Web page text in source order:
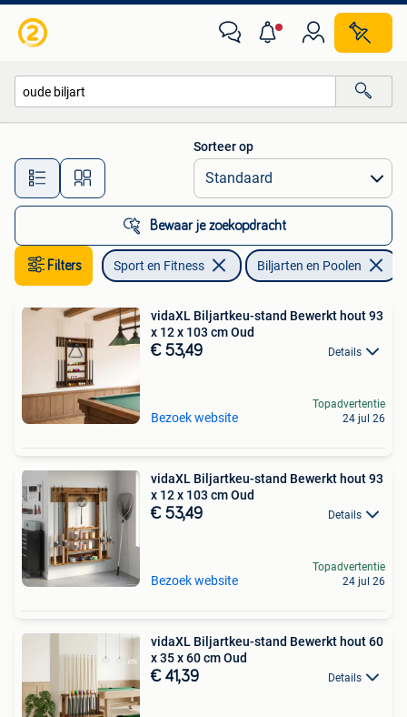
Alle afstanden…
Sorteer op
Bewaar je zoekopdracht
Filters Sport en Fitness Biljarten en Poolen
vidaXL Biljartkeu-stand Bewerkt hout 93
x 12 x 103 cm Oud
€ 53,49 Details
Bezoek website
Topadvertentie
24 jul 26
vidaXL Biljartkeu-stand Bewerkt hout 93
x 12 x 103 cm Oud
€ 53,49 Details
Bezoek website
Topadvertentie
24 jul 26
vidaXL Biljartkeu-stand Bewerkt hout 60
x 35 x 60 cm Oud
€ 41,39 Details